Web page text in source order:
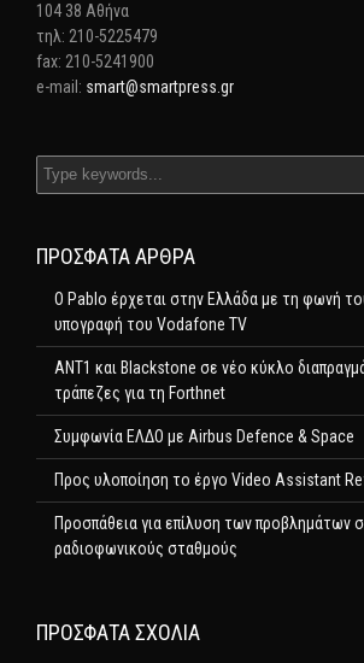
104 38 Αθήνα
τηλ: 210-5225479
fax: 210-5241900
e-mail: smart@smartpress.gr
ΠΡΌΣΦΑΤΑ ΆΡΘΡΑ
Ο Pablo έρχεται στην Ελλάδα με τη φωνή
υπογραφή του Vodafone TV
ΑΝΤ1 και Blackstone σε νέο κύκλο
τράπεζες για τη Forthnet
Συμφωνία ΕΛΔΟ με Airbus Defence & Space
Προς υλοποίηση το έργο Video Assistant
Προσπάθεια για επίλυση των προβλημάτων
ραδιοφωνικούς σταθμούς
ΠΡΌΣΦΑΤΑ ΣΧΌΛΙΑ